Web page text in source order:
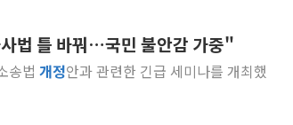
법 틀 바꿔…국민 불안감 가중"
송법 개정안과 관련한 긴급 세미나를 개최했